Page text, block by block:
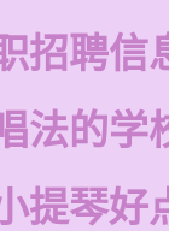
招聘信
法的学
提琴好